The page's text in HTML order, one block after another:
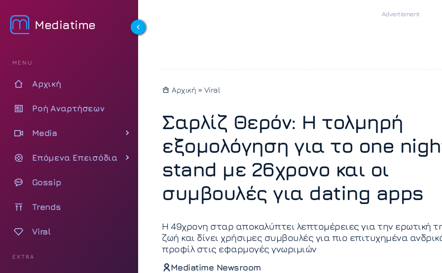
Mediatime
MENU
Αρχική
Ροή Αναρτήσεων
Media
Επόμενα Επεισόδια
Gossip
Trends
Viral
EXTRA
Αρχική » Viral
Σαρλίζ Θερόν: Η τολμηρή
εξομολόγηση για το one
stand με 26χρονο και οι
συμβουλές για dating apps
Η 49χρονη σταρ αποκαλύπτει λεπτομέρειες για την ερωτική
ζωή και δίνει χρήσιμες συμβουλές για πιο επιτυχημένα
προφίλ στις εφαρμογές γνωριμιών
Mediatime Newsroom